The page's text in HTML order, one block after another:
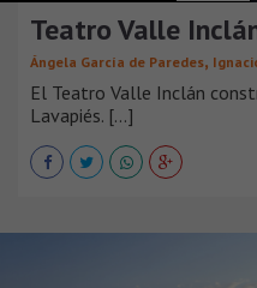
Teatro Valle
Ángela García de Paredes,
El Teatro Valle Inclán
Lavapiés. [...]